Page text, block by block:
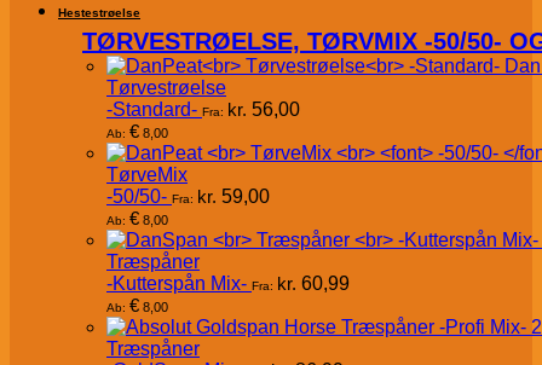
Hestestrøelse
TØRVESTRØELSE, TØRVMIX -50/50-
Tørvestrøelse
-Standard- Fra: kr. 56,00
Ab: € 8,00
TørveMix
-50/50- Fra: kr. 59,00
Ab: € 8,00
Træspåner
-Kutterspån Mix- Fra: kr. 60,99
Ab: € 8,00
Træspåner